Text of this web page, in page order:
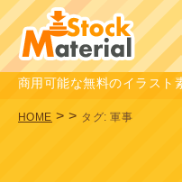
商用可能な無料のイラスト
HOME >> タグ:軍事